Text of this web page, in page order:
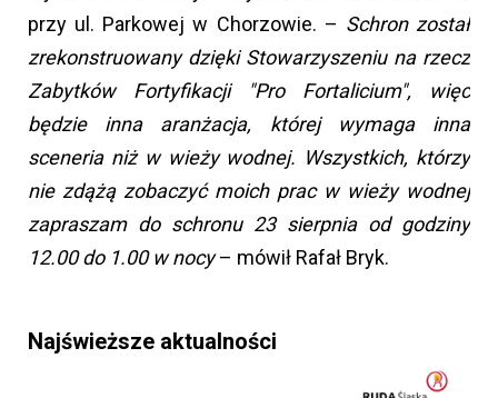
przy ul. Parkowej w Chorzowie. – Schron został
zrekonstruowany dzięki Stowarzyszeniu na rzecz
Zabytków Fortyfikacji "Pro Fortalicium", więc
będzie inna aranżacja, której wymaga inna
sceneria niż w wieży wodnej. Wszystkich, którzy
nie zdążą zobaczyć moich prac w wieży wodnej
zapraszam do schronu 23 sierpnia od godziny
12.00 do 1.00 w nocy– mówił Rafał Bryk.
Najświeższe aktualności